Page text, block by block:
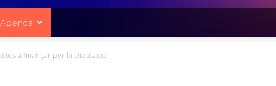
Agenda
a finançar per la Diputació